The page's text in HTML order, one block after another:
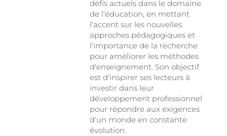
défis actuels dans le domaine
de l'éducation, en mettant
l'accent sur les nouvelles
approches pédagogiques et
l'importance de la recherche
pour améliorer les méthodes
d'enseignement. Son objectif
est d'inspirer ses lecteurs à
investir dans leur
développement professionnel
pour répondre aux exigences
d'un monde en constante
évolution.